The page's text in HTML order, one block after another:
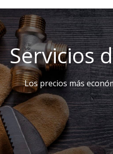
Servicios
Los precios más